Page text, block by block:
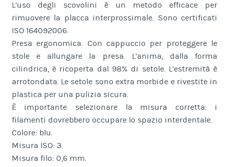
L’uso degli scovolini è un metodo efficace per
rimuovere la placca interprossimale. Sono certificati
ISO 164092006.
Presa ergonomica. Con cappuccio per proteggere le
stole e allungare la presa. L’anima, dalla forma
cilindrica, è ricoperta dal 98% di setole. L’estremità è
arrotondata. Le setole sono extra morbide e rivestite in
plastica per una pulizia sicura.
È importante selezionare la misura corretta: i
filamenti dovrebbero occupare lo spazio interdentale.
Colore: blu.
Misura ISO: 3.
Misura filo: 0,6 mm.